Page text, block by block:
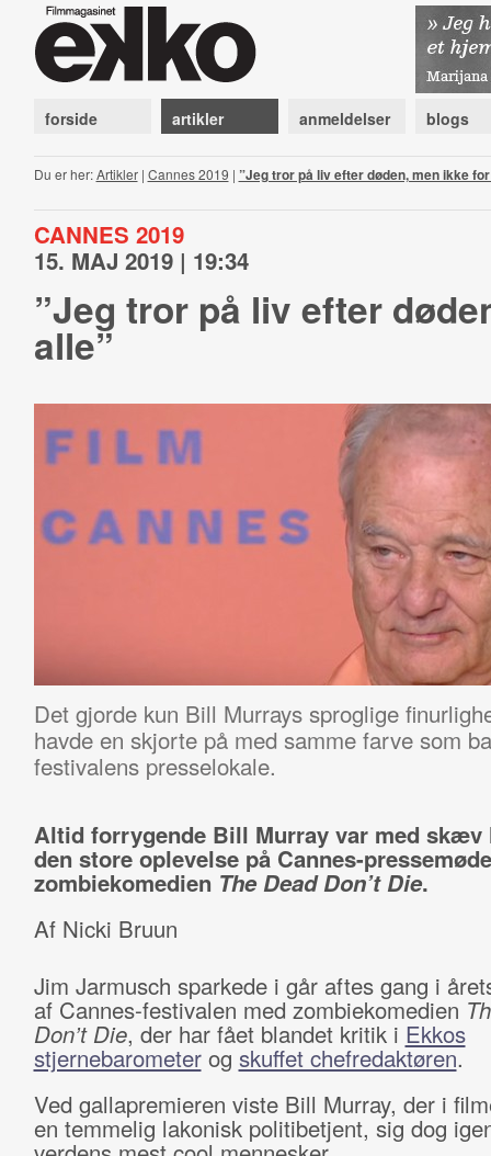
forside artikler anmeldelser blogs
Du er her:Artikler| Cannes 2019 | ”Jeg tror på liv efter døden, men ikke
CANNES 2019
15. MAJ 2019 | 19:34
”Jeg tror på liv efter
alle”
Det gjorde kun Bill Murrays sproglige
havde en skjorte på med samme farve som
festivalens presselokale.
Altid forrygende Bill Murray var med skæv
den store oplevelse på Cannes-
zombiekomedien The Dead Don’t Die.
Af Nicki Bruun
Jim Jarmusch sparkede i går aftes gang i
af Cannes-festivalen med zombiekomedien
Don’t Die, der har fået blandet kritik i Ekkos
stjernebarometerog skuffet chefredaktøren.
Ved gallapremieren viste Bill Murray, der i
en temmelig lakonisk politibetjent, sig dog